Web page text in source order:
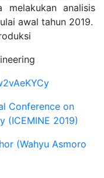
melakukan analisis
awal tahun 2019.
Conference on
(ICEMINE 2019)
(Wahyu Asmoro